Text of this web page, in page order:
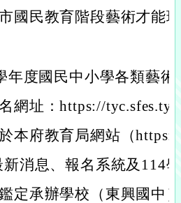
國民教育階段藝術才能
年度國民中小學各類藝
網址：https://
本府教育局網站（
新消息、報名系統及114
定承辦學校（東興國中